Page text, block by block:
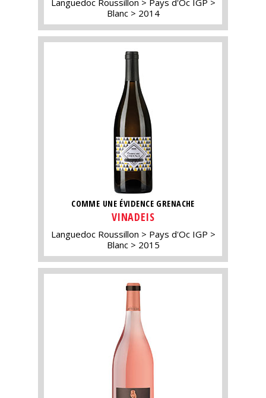
Blanc
2014
COMME UNE ÉVIDENCE GRENACHE
VINADEIS
Languedoc Roussillon
Pays d'Oc IGP
Blanc
2015